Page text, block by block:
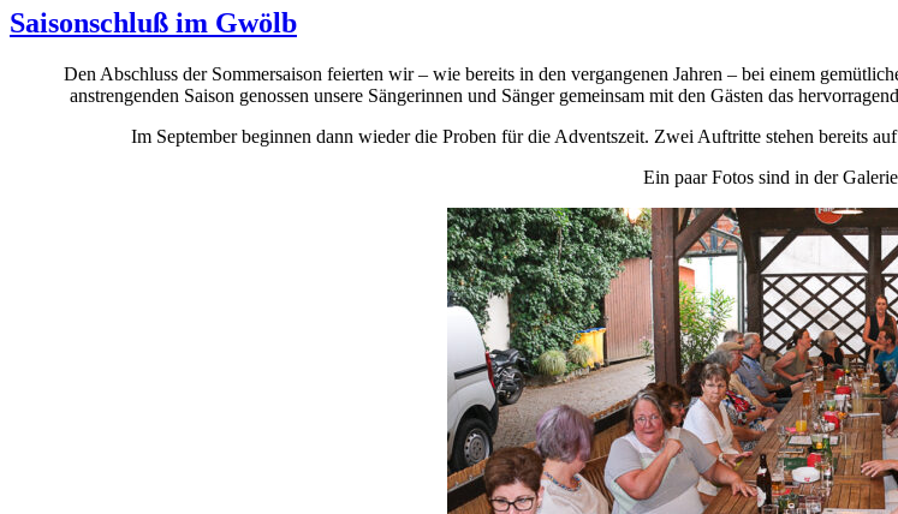
Saisonschluß im Gwölb
Den Abschluss der Sommersaison feierten wir – wie bereits in den vergangenen Jahren – bei einem
anstrengenden Saison genossen unsere Sängerinnen und Sänger gemeinsam mit den Gästen das
Im September beginnen dann wieder die Proben für die Adventszeit. Zwei Auftritte stehen bereits
Ein paar Fotos sind in der